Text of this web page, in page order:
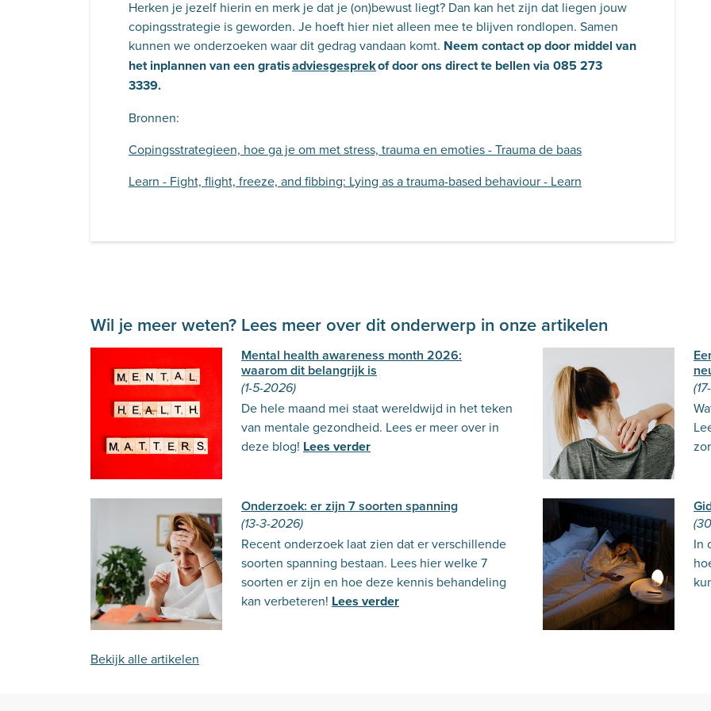
Herken je jezelf hierin en merk je dat je (on)bewust liegt? Dan kan het zijn dat liegen jouw
copingsstrategie is geworden. Je hoeft hier niet alleen mee te blijven rondlopen. Samen
kunnen we onderzoeken waar dit gedrag vandaan komt. Neem contact op door middel van
het inplannen van een gratisadviesgesprekof door ons direct te bellen via 085 273
3339.
Bronnen:
Copingsstrategieen, hoe ga je om met stress, trauma en emoties - Trauma de baas
Learn - Fight, flight, freeze, and fibbing: Lying as a trauma-based behaviour - Learn
Wil je meer weten? Lees meer over dit onderwerp in onze artikelen
Mental health awareness month 2026:
waarom dit belangrijk is
(1-5-2026)
De hele maand mei staat wereldwijd in het teken
van mentale gezondheid. Lees er meer over in
deze blog! Lees verder
Onderzoek: er zijn 7 soorten spanning
(13-3-2026)
Recent onderzoek laat zien dat er verschillende
soorten spanning bestaan. Lees hier welke 7
soorten er zijn en hoe deze kennis behandeling
kan verbeteren! Lees verder
In
Bekijk alle artikelen